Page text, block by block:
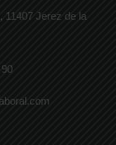
11407 Jerez de la